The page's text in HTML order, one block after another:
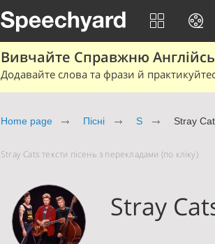
Вивчайте Справжню
Додавайте слова та фрази й
Home page Пісні S Stray
Stray Cats тексти пісень з перекладами (по кліку)
Stray